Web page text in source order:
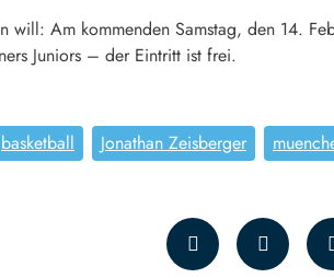
will: Am kommenden Samstag, den 14.
Juniors – der Eintritt ist frei.
basketball Jonathan Zeisberger